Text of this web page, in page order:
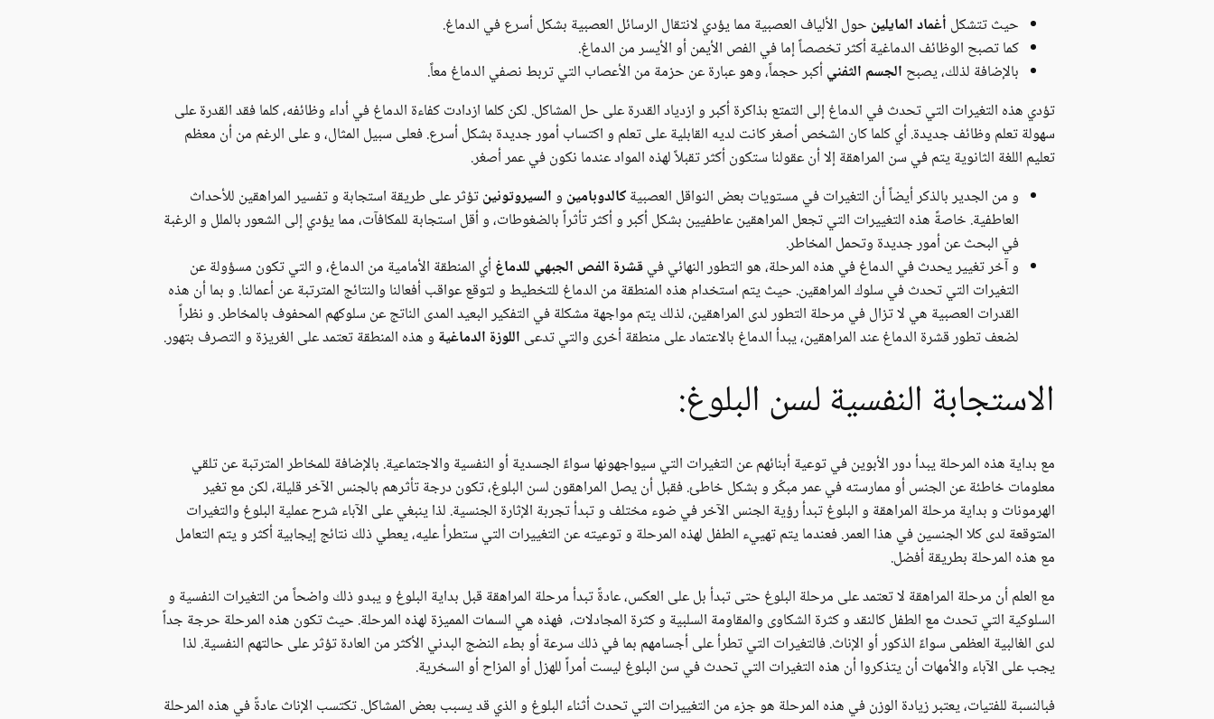
حيث تتشكل أغماد المايلين حول الألياف العصبية مما يؤدي لانتقال الرسائل العصبية بشكل أسرع في الدماغ.
كما تصبح الوظائف الدماغية أكثر تخصصاً إما في الفص الأيمن أو الأيسر من الدماغ.
بالإضافة لذلك، يصبح الجسم الثفنيأكبر حجماً، وهو عبارة عن حزمة من الأعصاب التي تربط نصفي الدماغ معاً.
تؤدي هذه التغيرات التي تحدث في الدماغ إلى التمتع بذاكرة أكبر و ازدياد القدرة على حل المشاكل. لكن كلما ازدادت كفاءة الدماغ في أداء وظائفه، كلما فقد القدرة على
سهولة تعلم وظائف جديدة. أي كلما كان الشخص أصغر كانت لديه القابلية على تعلم و اكتساب أمور جديدة بشكل أسرع. فعلى سبيل المثال، و على الرغم من أن معظم
تعليم اللغة الثانوية يتم في سن المراهقة إلا أن عقولنا ستكون أكثر تقبلاً لهذه المواد عندما نكون في عمر أصغر.
و من الجدير بالذكر أيضاً أن التغيرات في مستويات بعض النواقل العصبيةكالدوبامين والسيروتونينتؤثر على طريقة استجابة و تفسير المراهقين للأحداث
العاطفية. خاصةً هذه التغييرات التي تجعل المراهقين عاطفيين بشكل أكبر و أكثر تأثراً بالضغوطات، و أقل استجابة للمكافآت، مما يؤدي إلى الشعور بالملل و الرغبة
في البحث عن أمور جديدة وتحمل المخاطر.
و آخر تغيير يحدث في الدماغ في هذه المرحلة، هو التطور النهائي فيقشرة الفص الجبهي للدماغأي المنطقة الأمامية من الدماغ، و التي تكون مسؤولة عن
التغيرات التي تحدث في سلوك المراهقين. حيث يتم استخدام هذه المنطقة من الدماغ للتخطيط و لتوقع عواقب أفعالنا والنتائج المترتبة عن أعمالنا. و بما أن هذه
القدرات العصبية هي لا تزال في مرحلة التطور لدى المراهقين، لذلك يتم مواجهة مشكلة في التفكير البعيد المدى الناتج عن سلوكهم المحفوف بالمخاطر. و نظراً
لضعف تطور قشرة الدماغ عند المراهقين، يبدأ الدماغ بالاعتماد على منطقة أخرى والتي تدعى اللوزة الدماغية و هذه المنطقة تعتمد على الغريزة و التصرف بتهور.
الاستجابة النفسية لسن البلوغ:
مع بداية هذه المرحلة يبدأ دور الأبوين في توعية أبنائهم عن التغيرات التي سيواجهونها سواءً الجسدية أو النفسية والاجتماعية. بالإضافة للمخاطر المترتبة عن تلقي
معلومات خاطئة عن الجنس أو ممارسته في عمر مبكّر و بشكل خاطئ. فقبل أن يصل المراهقون لسن البلوغ، تكون درجة تأثرهم بالجنس الآخر قليلة، لكن مع تغير
الهرمونات و بداية مرحلة المراهقة و البلوغ تبدأ رؤية الجنس الآخر في ضوء مختلف و تبدأ تجربة الإثارة الجنسية. لذا ينبغي على الآباء شرح عملية البلوغ والتغيرات
المتوقعة لدى كلا الجنسين في هذا العمر. فعندما يتم تهييء الطفل لهذه المرحلة و توعيته عن التغييرات التي ستطرأ عليه، يعطي ذلك نتائج إيجابية أكثر و يتم التعامل
مع هذه المرحلة بطريقة أفضل.
مع العلم أن مرحلة المراهقة لا تعتمد على مرحلة البلوغ حتى تبدأ بل على العكس، عادةً تبدأ مرحلة المراهقة قبل بداية البلوغ و يبدو ذلك واضحاً من التغيرات النفسية و
السلوكية التي تحدث مع الطفل كالنقد و كثرة الشكاوى والمقاومة السلبية و كثرة المجادلات، فهذه هي السمات المميزة لهذه المرحلة. حيث تكون هذه المرحلة حرجة جداً
لدى الغالبية العظمى سواءً الذكور أو الإناث. فالتغيرات التي تطرأ على أجسامهم بما في ذلك سرعة أو بطء النضج البدني الأكثر من العادة تؤثر على حالتهم النفسية. لذا
يجب على الآباء والأمهات أن يتذكروا أن هذه التغيرات التي تحدث في سن البلوغ ليست أمراً للهزل أو المزاح أو السخرية.
فبالنسبة للفتيات، يعتبر زيادة الوزن في هذه المرحلة هو جزء من التغييرات التي تحدث أثناء البلوغ و الذي قد يسبب بعض المشاكل. تكتسب الإناث عادةً في هذه المرحلة